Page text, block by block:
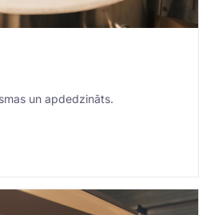
un apdedzināts.